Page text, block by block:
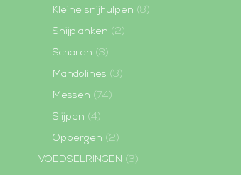
Kleine snijhulpen (8)
Snijplanken (2)
Scharen (3)
Mandolines (3)
Messen (74)
Slijpen (4)
Opbergen (2)
VOEDSELRINGEN (3)